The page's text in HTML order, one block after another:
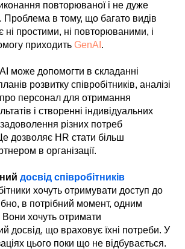
повторюваної і не дуже
Проблема в тому, що багато видів
ні простими, ні повторюваними, і
приходить GenAI .
може допомогти в складанні
розвитку співробітників, аналізі
персонал для отримання
і створенні індивідуальних
різних потреб
дозволяє HR стати більш
в організації.
досвід співробітників
хочуть отримувати доступ до
в потрібний момент, одним
хочуть отримати
досвід, що враховує їхні потреби. У
цього поки що не відбувається.